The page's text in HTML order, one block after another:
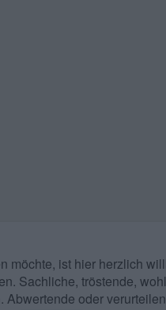
ist hier herzlich
Sachliche, tröstende,
oder